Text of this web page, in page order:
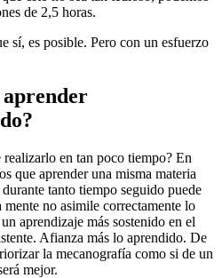
de 2,5 horas.
sí, es posible. Pero con un esfuerzo
aprender
en tan poco tiempo? En
que aprender una misma materia
tanto tiempo seguido puede
no asimile correctamente lo
aprendizaje más sostenido en el
Afianza más lo aprendido. De
la mecanografía como si de un
mejor.